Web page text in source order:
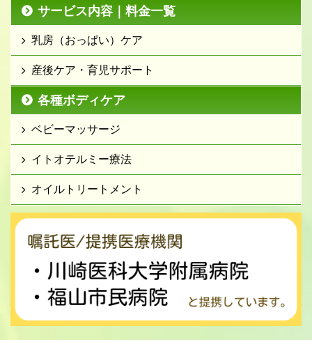
サービス内容｜料金一覧
乳房（おっぱい）ケア
産後ケア・育児サポート
各種ボディケア
ベビーマッサージ
イトオテルミー療法
オイルトリートメント